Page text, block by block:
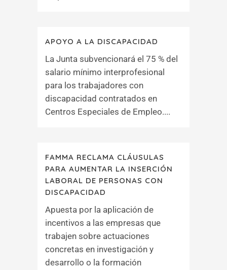
APOYO A LA DISCAPACIDAD
La Junta subvencionará el 75 % del
salario mínimo interprofesional
para los trabajadores con
discapacidad contratados en
Centros Especiales de Empleo....
FAMMA RECLAMA CLÁUSULAS
PARA AUMENTAR LA INSERCIÓN
LABORAL DE PERSONAS CON
DISCAPACIDAD
Apuesta por la aplicación de
incentivos a las empresas que
trabajen sobre actuaciones
concretas en investigación y
desarrollo o la formación